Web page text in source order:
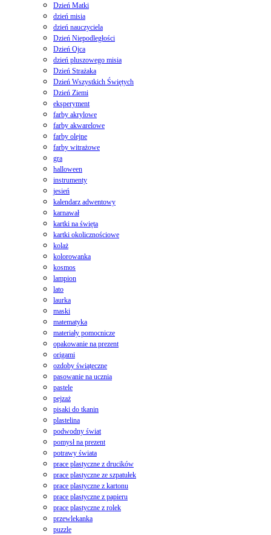
Dzień Matki
dzień misia
dzień nauczyciela
Dzień Niepodległości
Dzień Ojca
dzień pluszowego misia
Dzień Strażaka
Dzień Wszystkich Świętych
Dzień Ziemi
eksperyment
farby akrylowe
farby akwarelowe
farby olejne
farby witrażowe
gra
halloween
instrumenty
jesień
kalendarz adwentowy
karnawał
kartki na święta
kartki okolicznościowe
kolaż
kolorowanka
kosmos
lampion
lato
laurka
maski
matematyka
materiały pomocnicze
opakowanie na prezent
origami
ozdoby świąteczne
pasowanie na ucznia
pastele
pejzaż
pisaki do tkanin
plastelina
podwodny świat
pomysł na prezent
potrawy świata
prace plastyczne z drucików
prace plastyczne ze szpatułek
prace plastyczne z kartonu
prace plastyczne z papieru
prace plastyczne z rolek
przewlekanka
puzzle